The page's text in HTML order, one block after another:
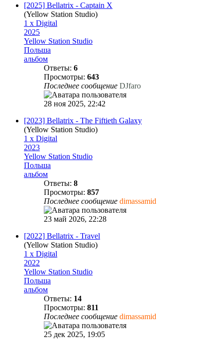
[2025] Bellatrix - Captain X
(Yellow Station Studio)
1 x Digital
2025
Yellow Station Studio
Польша
альбом
Ответы: 6
Просмотры: 643
Последнее сообщение DJfaro
28 ноя 2025, 22:42
[2023] Bellatrix - The Fiftieth Galaxy
(Yellow Station Studio)
1 x Digital
2023
Yellow Station Studio
Польша
альбом
Ответы: 8
Просмотры: 857
Последнее сообщение dimassamid
23 май 2026, 22:28
[2022] Bellatrix - Travel
(Yellow Station Studio)
1 x Digital
2022
Yellow Station Studio
Польша
альбом
Ответы: 14
Просмотры: 811
Последнее сообщение dimassamid
25 дек 2025, 19:05